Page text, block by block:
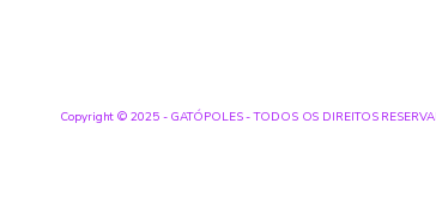
Copyright © 2025 - GATÓPOLES - TODOS OS DIREITOS